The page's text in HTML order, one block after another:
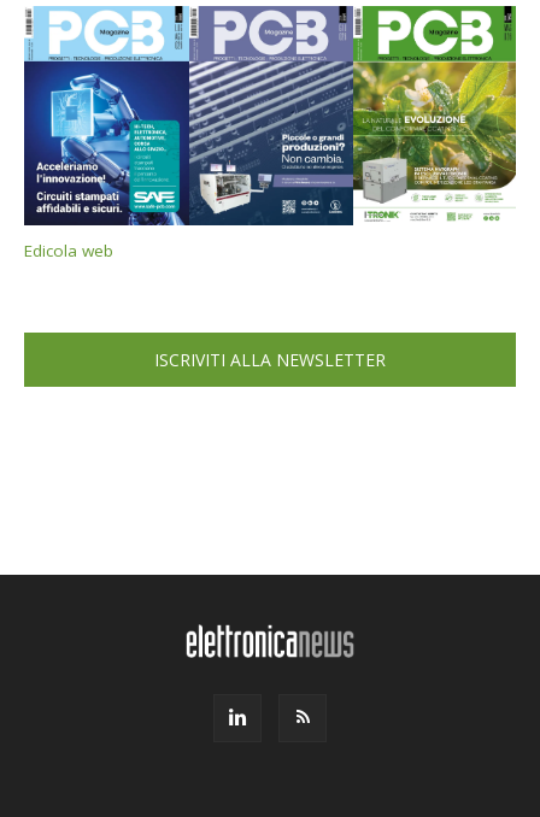
Edicola web
ISCRIVITI ALLA NEWSLETTER